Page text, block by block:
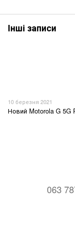
Інші записи
10 березня 2021
Новий Motorola G 5G
063